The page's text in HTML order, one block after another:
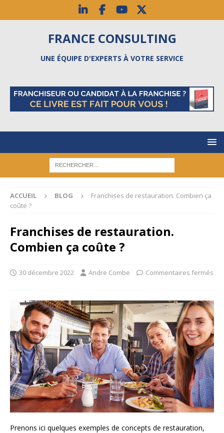
FRANCE CONSULTING
UNE ÉQUIPE D'EXPERTS À VOTRE SERVICE
ACCUEIL BLOG
Franchises de restauration. Combien ça
coûte ?
Franchises de restauration.
Combien ça coûte ?
30 décembre 2022 Andre Combe Commentaires fermés
Prenons ici quelques exemples de concepts de restauration,